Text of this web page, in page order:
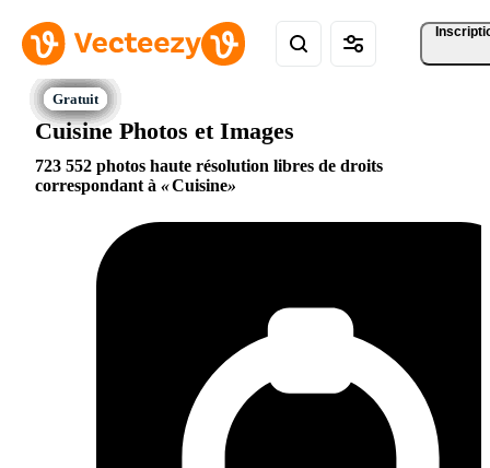
Cuisine Photos et Images
723 552 photos haute résolution libres de droits
correspondant à
Cuisine